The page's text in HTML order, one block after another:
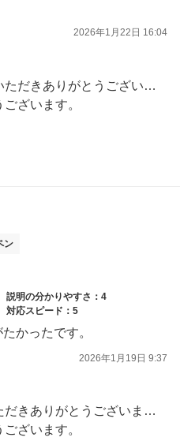
2026年1月22日 16:04
キグナス綱島店をご利用いただきありがとうございました。
ざいます。
これからも努力してまいります。
ン
説明の分かりやすさ：4
対応スピード：5
かったです。
2026年1月19日 9:37
この度は当店をご利用いただきありがとうございました。
ざいます。